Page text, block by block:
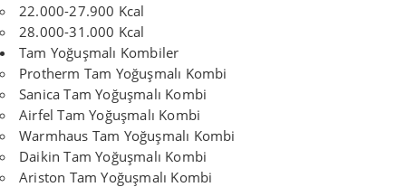
22.000-27.900 Kcal
28.000-31.000 Kcal
Tam Yoğuşmalı Kombiler
Protherm Tam Yoğuşmalı Kombi
Sanica Tam Yoğuşmalı Kombi
Airfel Tam Yoğuşmalı Kombi
Warmhaus Tam Yoğuşmalı Kombi
Daikin Tam Yoğuşmalı Kombi
Ariston Tam Yoğuşmalı Kombi